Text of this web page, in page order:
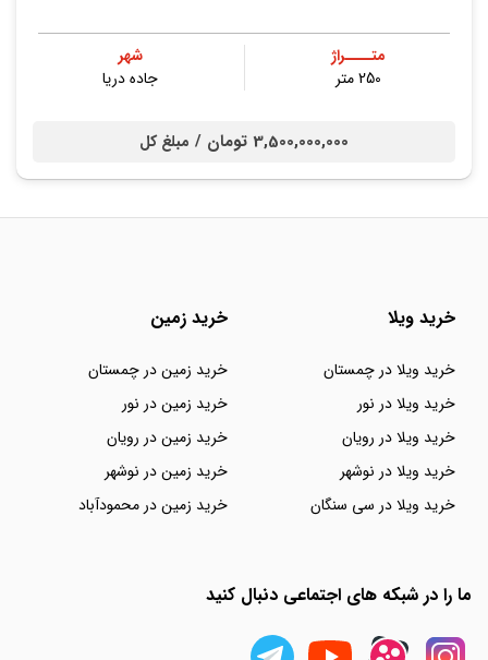
متــــراژ
250 متر
شهر
جاده دریا
3,500,000,000 تومان / مبلغ کل
خرید ویلا
خرید ویلا در چمستان
خرید ویلا در نور
خرید ویلا در رویان
خرید ویلا در نوشهر
خرید ویلا در سی سنگان
خرید زمین
خرید زمین در چمستان
خرید زمین در نور
خرید زمین در رویان
خرید زمین در نوشهر
خرید زمین در محمودآباد
ما را در شبکه های اجتماعی دنبال کنید